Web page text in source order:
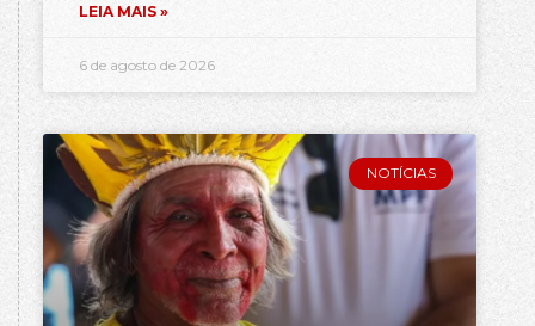
LEIA MAIS »
6 de agosto de 2026
NOTÍCIAS